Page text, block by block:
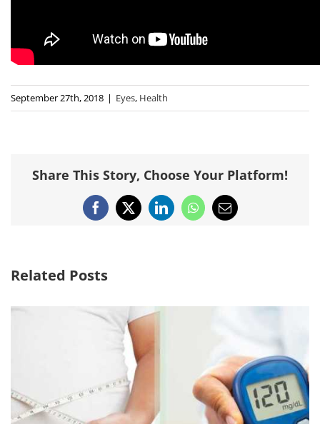
September 27th, 2018 | Eyes, Health
Share This Story, Choose Your Platform!
Facebook
X LinkedInWhatsApp
Email
Related Posts